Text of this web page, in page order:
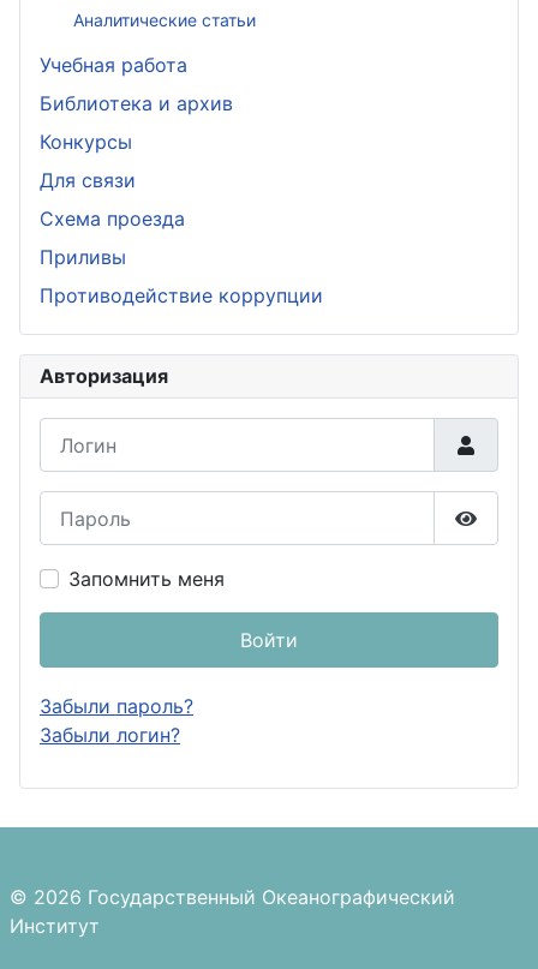
Аналитические статьи
Учебная работа
Библиотека и архив
Конкурсы
Для связи
Схема проезда
Приливы
Противодействие коррупции
Авторизация
Запомнить меня
Войти
Забыли пароль?
Забыли логин?
© 2026 Государственный Океанографический
Институт